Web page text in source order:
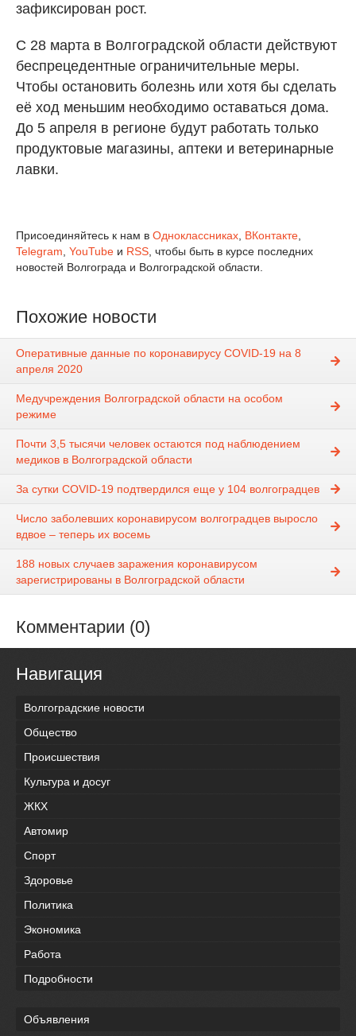
зафиксирован рост.
С 28 марта в Волгоградской области действуют
беспрецедентные ограничительные меры.
Чтобы остановить болезнь или хотя бы сделать
её ход меньшим необходимо оставаться дома.
До 5 апреля в регионе будут работать только
продуктовые магазины, аптеки и ветеринарные
лавки.
Присоединяйтесь к нам в Одноклассниках ВКонтакте
Telegram YouTube и RSS , чтобы быть в курсе последних
новостей Волгограда и Волгоградской области.
Похожие новости
Оперативные данные по коронавирусу COVID-19 на 8
апреля 2020
Медучреждения Волгоградской области на особом
режиме
Почти 3,5 тысячи человек остаются под наблюдением
медиков в Волгоградской области
За сутки COVID-19 подтвердился еще у 104 волгоградцев
Число заболевших коронавирусом волгоградцев выросло
вдвое – теперь их восемь
188 новых случаев заражения коронавирусом
зарегистрированы в Волгоградской области
Комментарии (0)
Навигация
Волгоградские новости
Общество
Происшествия
Культура и досуг
ЖКХ
Автомир
Спорт
Здоровье
Политика
Экономика
Работа
Подробности
Объявления